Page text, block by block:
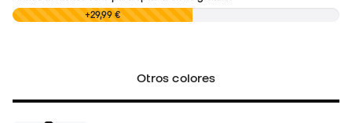
0,00 € +29,99 €
Otros colores